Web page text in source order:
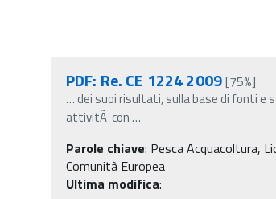
PDF: Re. CE 1224 2009[75%]
…dei suoi risultati, sulla base di fonti e
attivitÃ con…
Parole chiave: Pesca Acquacoltura,
Comunità Europea
Ultima modifica: